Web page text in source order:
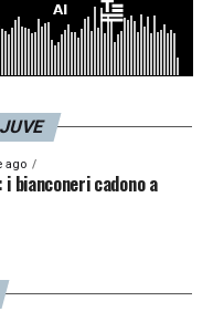
ago
i bianconeri cadono a